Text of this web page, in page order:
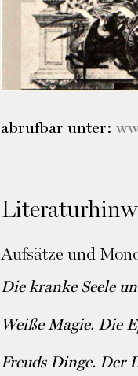
abrufbar unter:
Aufsätze und
Die kranke Seele
Weiße Magie. Die
Freuds Dinge. Der